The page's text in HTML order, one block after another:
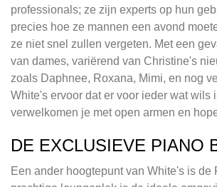
professionals; ze zijn experts op hun
precies hoe ze mannen een avond
ze niet snel zullen vergeten. Met een
van dames, variërend van Christine's
zoals Daphnee, Roxana, Mimi, en nog
White's ervoor dat er voor ieder wat wils
verwelkomen je met open armen en
DE EXCLUSIEVE PIANO
Een ander hoogtepunt van White's is de